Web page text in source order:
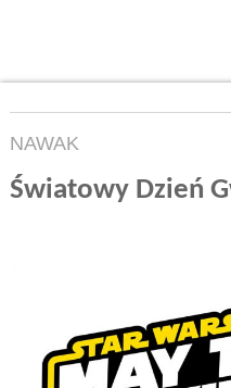
NAWAK
Światowy Dzień